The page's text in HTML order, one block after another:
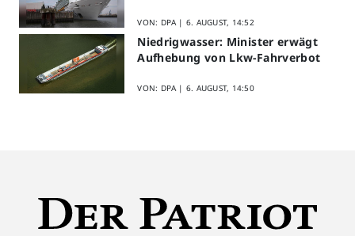
VON: DPA | 6. AUGUST, 14:52
Niedrigwasser: Minister erwägt
Aufhebung von Lkw-Fahrverbot
VON: DPA | 6. AUGUST, 14:50